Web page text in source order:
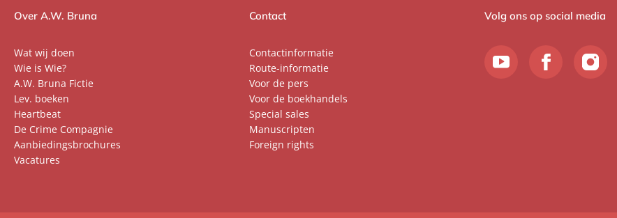
Over A.W. Bruna
Wat wij doen
Wie is Wie?
A.W. Bruna Fictie
Lev. boeken
Heartbeat
De Crime Compagnie
Aanbiedingsbrochures
Vacatures
Contact
Contactinformatie
Route-informatie
Voor de pers
Voor de boekhandels
Special sales
Manuscripten
Foreign rights
Volg ons op social media